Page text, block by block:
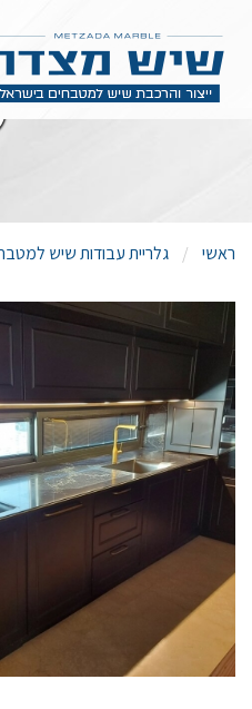
ראשי גלריית עבודות שיש